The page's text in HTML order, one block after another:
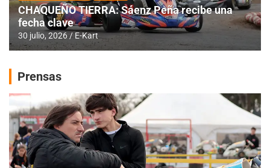
CHAQUEÑO TIERRA: Sáenz Peña recibe una
fecha clave
30 julio, 2026 E-Kart
Prensas